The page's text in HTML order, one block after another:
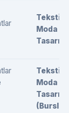
Tekstil
Moda
Tasarımı
Tekstil
Moda
Tasarımı
(Burslu)